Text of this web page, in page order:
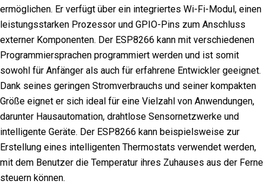
ermöglichen. Er verfügt über ein integriertes Wi-Fi-Modul, einen
leistungsstarken Prozessor und GPIO-Pins zum Anschluss
externer Komponenten. Der ESP8266 kann mit verschiedenen
Programmiersprachen programmiert werden und ist somit
sowohl für Anfänger als auch für erfahrene Entwickler geeignet.
Dank seines geringen Stromverbrauchs und seiner kompakten
Größe eignet er sich ideal für eine Vielzahl von Anwendungen,
darunter Hausautomation, drahtlose Sensornetzwerke und
intelligente Geräte. Der ESP8266 kann beispielsweise zur
Erstellung eines intelligenten Thermostats verwendet werden,
mit dem Benutzer die Temperatur ihres Zuhauses aus der Ferne
steuern können.